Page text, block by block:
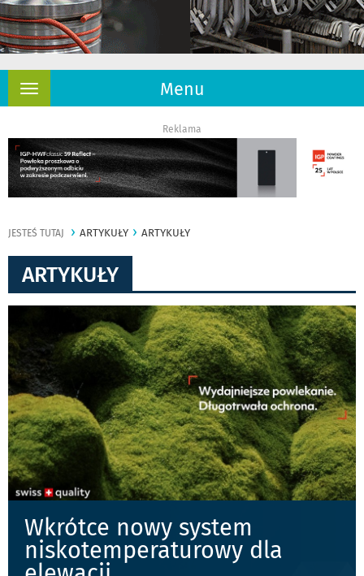
Menu
Rozwiń
Reklama
JESTEŚ TUTAJ ARTYKUŁY ARTYKUŁY
ARTYKUŁY
Wkrótce nowy system
niskotemperaturowy dla